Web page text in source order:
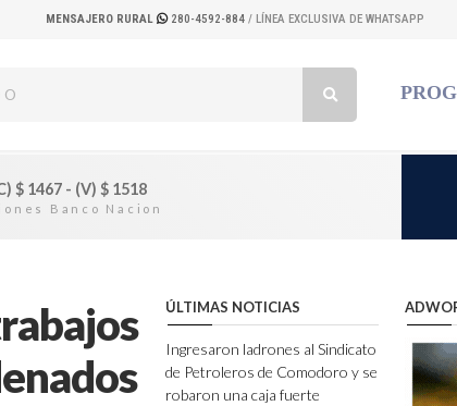
MENSAJERO RURAL 280-4592-884 / LÍNEA EXCLUSIVA DE WHATSAPP
$1467 - (V) $1518
ÚLTIMAS NOTICIAS
Ingresaron ladrones al Sindicato
de Petroleros de Comodoro y se
robaron una caja fuerte